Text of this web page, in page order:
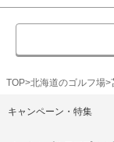
TOP 北海道のゴルフ場
キャンペーン・特集